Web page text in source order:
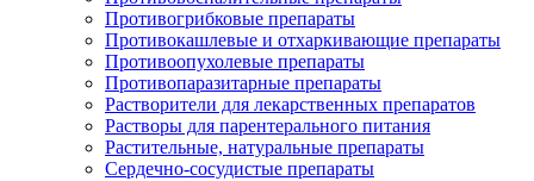
Противогрибковые препараты
Противокашлевые и отхаркивающие препараты
Противоопухолевые препараты
Противопаразитарные препараты
Растворители для лекарственных препаратов
Растворы для парентерального питания
Растительные, натуральные препараты
Сердечно-сосудистые препараты